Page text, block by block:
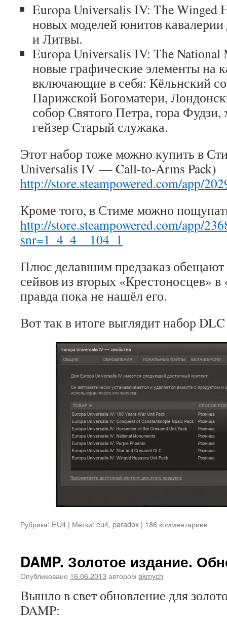
Europa Universalis IV: The Winged
новых моделей юнитов
и Литвы.
Europa Universalis IV: The
новые графические элементы на
включающие в себя: Кёльнский
Парижской Богоматери,
собор Святого Петра, гора
гейзер Старый служака.
Этот набор тоже можно купить в
Universalis IV — Call-to-Arms Pack)
http://store.steampowered.com/app/
Кроме того, в Стиме можно
http://store.steampowered.com/app/
snr=1_4_4__104_1
Плюс делавшим предзаказ обещают
сейвов из вторых «Крестоносцев» в
правда пока не нашёл его.
Вот так в итоге выглядит набор
Рубрика: EU4 | Метки: eu4, paradox | 186 комментариев
DAMP. Золотое издание.
Опубликовано 16.06.2013 автором akmych
Вышло в свет обновление для
DAMP: